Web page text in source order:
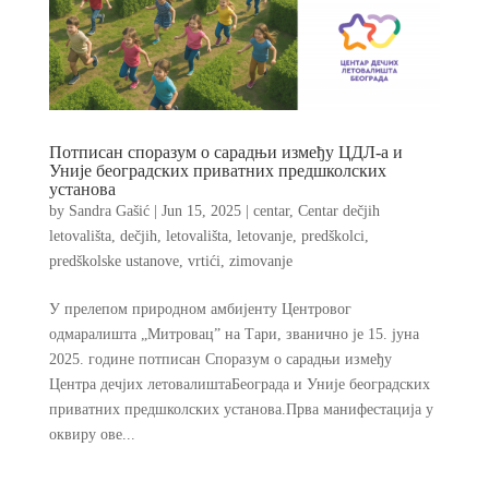
Потписан споразум о сарадњи између ЦДЛ-а и
Уније београдских приватних предшколских
установа
by Sandra Gašić| Jun 15, 2025| centar, Centar dečjih
letovališta, dečjih letovališta, letovanje, predškolci
predškolske ustanove, vrtići zimovanje
У прелепом природном амбијенту Центровог
одмаралишта „Митровац” на Тари, званично je 15. јуна
2025. године потписан Споразум о сарадњи између
Центра дечјих летовалиштаБеограда и Уније београдских
приватних предшколских установа.Прва манифестација у
оквиру ове...